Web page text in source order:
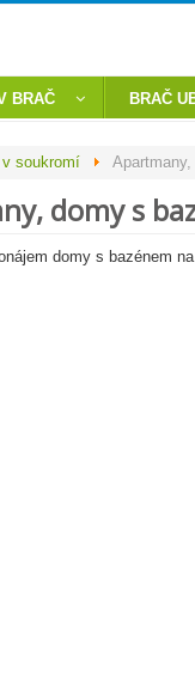
BRAČ BRAČ
soukromí
domy s
domy s bazénem